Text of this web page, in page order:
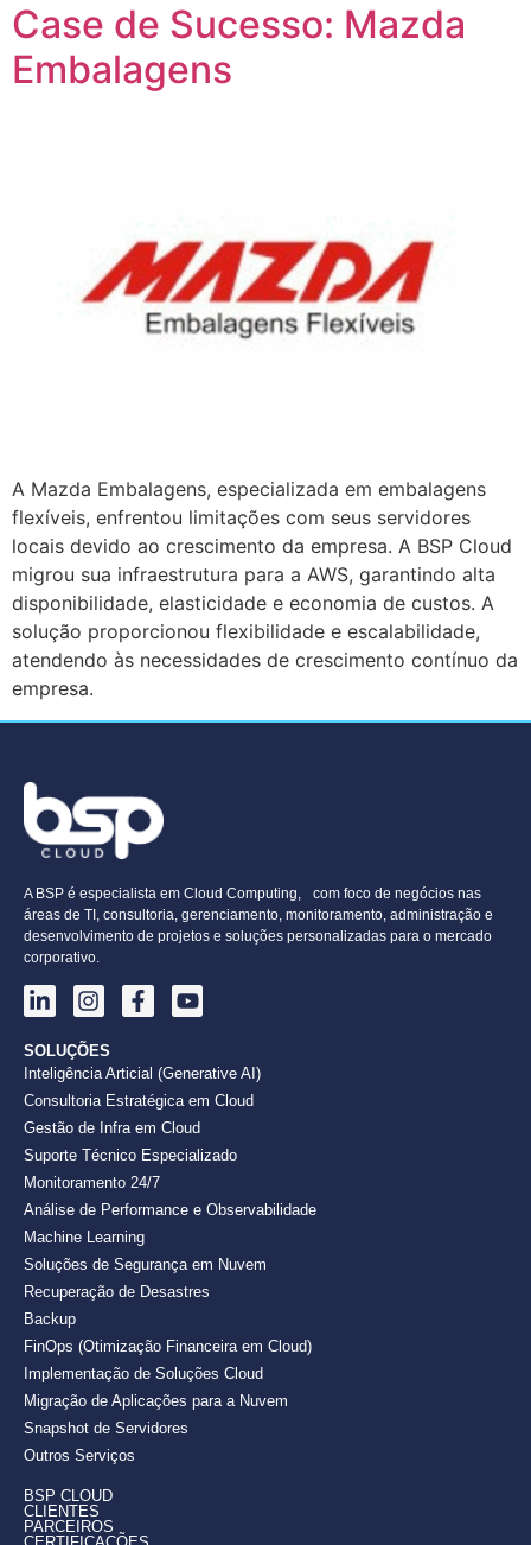
Case de Sucesso: Mazda
Embalagens
A Mazda Embalagens, especializada em embalagens
flexíveis, enfrentou limitações com seus servidores
locais devido ao crescimento da empresa. A BSP Cloud
migrou sua infraestrutura para a AWS, garantindo alta
disponibilidade, elasticidade e economia de custos. A
solução proporcionou flexibilidade e escalabilidade,
atendendo às necessidades de crescimento contínuo da
empresa.
A BSP é especialista em Cloud Computing, com foco de negócios nas
áreas de TI, consultoria, gerenciamento, monitoramento, administração e
desenvolvimento de projetos e soluções personalizadas para o mercado
corporativo.
SOLUÇÕES
Inteligência Articial (Generative AI)
Consultoria Estratégica em Cloud
Gestão de Infra em Cloud
Suporte Técnico Especializado
Monitoramento 24/7
Análise de Performance e Observabilidade
Machine Learning
Soluções de Segurança em Nuvem
Recuperação de Desastres
Backup
FinOps (Otimização Financeira em Cloud)
Implementação de Soluções Cloud
Migração de Aplicações para a Nuvem
Snapshot de Servidores
Outros Serviços
BSP CLOUD
CLIENTES
PARCEIROS